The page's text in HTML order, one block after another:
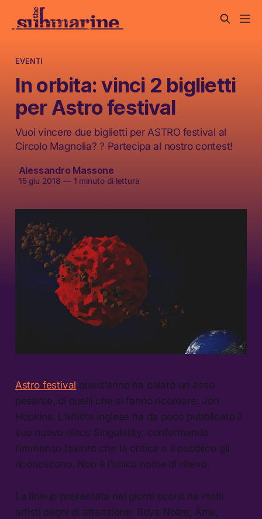
EVENTI
In orbita: vinci 2 biglietti
per Astro festival
Vuoi vincere due biglietti per ASTRO festival al
Circolo Magnolia? ? Partecipa al nostro contest!
Alessandro Massone
15 giu 2018 —1 minuto di lettura
Astro festival quest’anno ha calato un asso
pesante, di quelli che si fanno ricordare: Jon
Hopkins. L’artista inglese ha da poco pubblicato il
suo nuovo disco Singularity, confermando
l’immenso talento che la critica e il pubblico gli
riconoscono. Non è l’unico nome di rilievo.
La lineup presentata nei giorni scorsi ha molti
artisti degni di attenzione: Boys Noize, Âme,